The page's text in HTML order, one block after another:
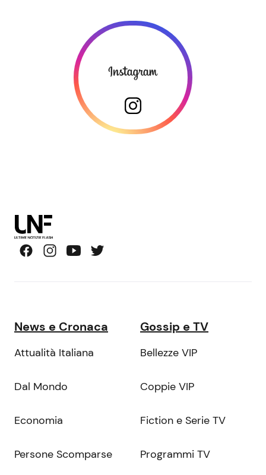
News e Cronaca
Attualità Italiana
Dal Mondo
Economia
Persone Scomparse
Gossip e TV
Bellezze VIP
Coppie VIP
Fiction e Serie TV
Programmi TV